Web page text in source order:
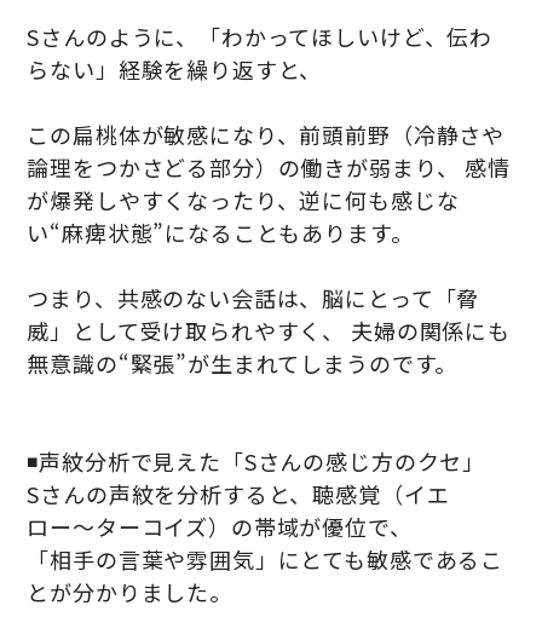
Sさんのように、「わかってほしいけど、伝わ
らない」経験を繰り返すと、
この扁桃体が敏感になり、前頭前野（冷静さや
論理をつかさどる部分）の働きが弱まり、 感情
が爆発しやすくなったり、逆に何も感じな
い“麻痺状態”になることもあります。
つまり、共感のない会話は、脳にとって「脅
威」として受け取られやすく、 夫婦の関係にも
無意識の“緊張”が生まれてしまうのです。
◾️声紋分析で見えた「Sさんの感じ方のクセ」
Sさんの声紋を分析すると、聴感覚（イエ
ロー〜ターコイズ）の帯域が優位で、
「相手の言葉や雰囲気」にとても敏感であるこ
とが分かりました。